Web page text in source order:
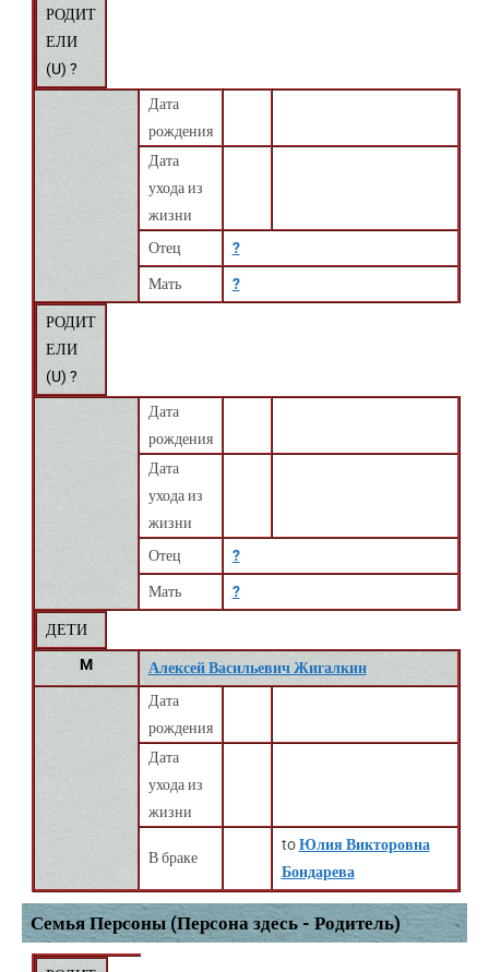
РОДИТ
ЕЛИ
(U) ?
Дата
рождения
Дата
ухода из
жизни
Отец
?
Мать ?
РОДИТ
ЕЛИ
(U) ?
Дата
рождения
Дата
ухода из
жизни
Отец
?
Мать ?
ДЕТИ
M
Алексей Васильевич Жигалкин
Дата
рождения
Дата
ухода из
жизни
В браке
toЮлия Викторовна
Бондарева
Семья Персоны (Персона здесь - Родитель)